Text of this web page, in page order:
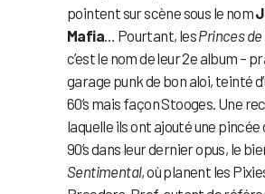
pointent sur scène sous le nom
Mafia … Pourtant, lesPrinces de
c’est le nom de leur 2e album –
garage punk de bon aloi, teinté
60’s mais façon Stooges. Une
laquelle ils ont ajouté une pincée
90’s dans leur dernier opus, le
Sentimental, où planent les